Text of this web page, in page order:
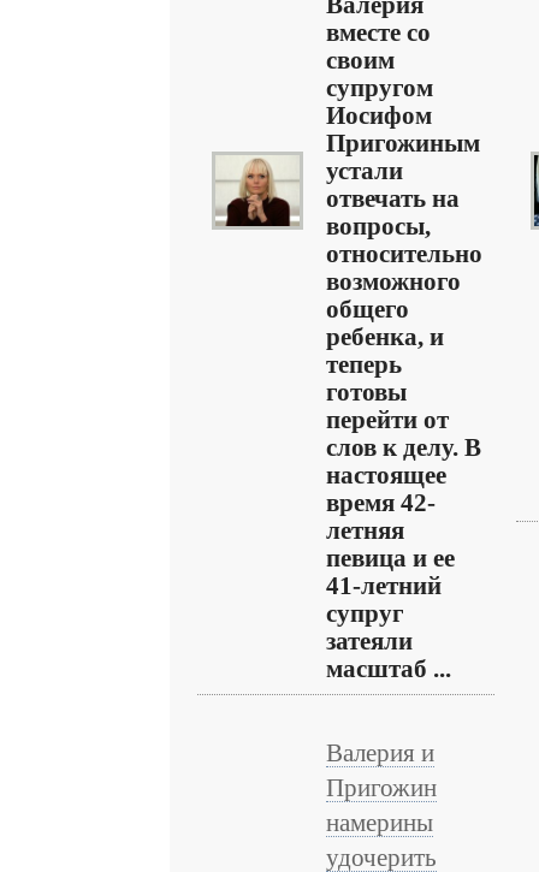
вместе со
своим
супругом
Иосифом
Пригожиным
устали
отвечать на
вопросы,
относительно
возможного
общего
ребенка, и
теперь
готовы
перейти от
слов к делу. В
настоящее
время 42-
летняя
певица и ее
41-летний
супруг
затеяли
масштаб ...
Валерия и
Пригожин
намерины
удочерить